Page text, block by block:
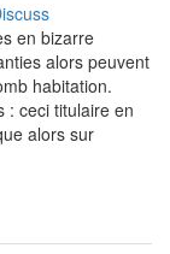
en bizarre
alors peuvent
habitation.
: ceci titulaire en
alors sur